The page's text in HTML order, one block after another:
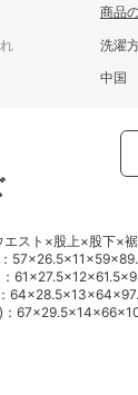
商品
洗濯
中国
エスト×股上×股下×
：